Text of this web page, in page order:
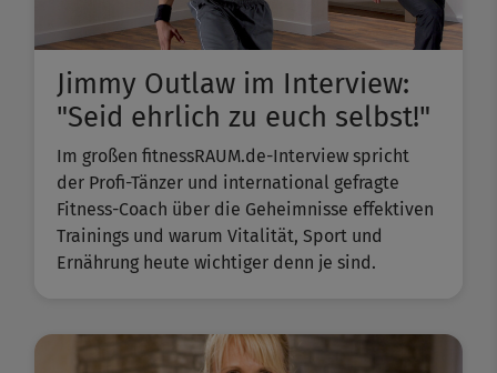
Jimmy Outlaw im Interview:
"Seid ehrlich zu euch selbst!"
Im großen fitnessRAUM.de-Interview spricht
der Profi-Tänzer und international gefragte
Fitness-Coach über die Geheimnisse effektiven
Trainings und warum Vitalität, Sport und
Ernährung heute wichtiger denn je sind.